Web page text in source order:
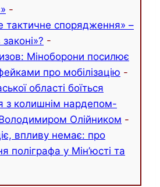
-
тактичне спорядження» –
-
Міноборони посилює
про мобілізацію -
області боїться
з колишнім нардепом-
Олійником -
впливу немає: про
поліграфа у Мін’юсті та